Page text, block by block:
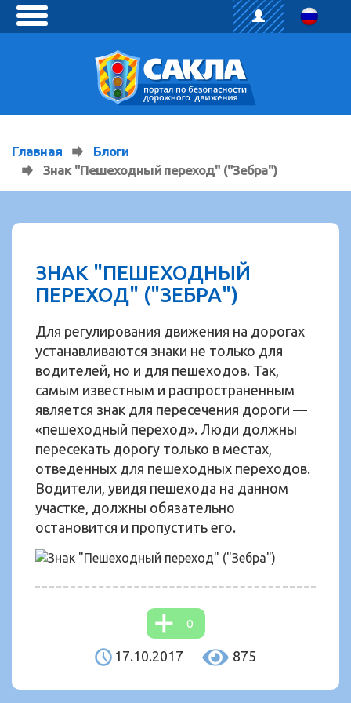
toggle
Главная
Блоги
Знак "Пешеходный переход" ("Зебра")
ЗНАК "ПЕШЕХОДНЫЙ
ПЕРЕХОД" ("ЗЕБРА")
Для регулирования движения на дорогах
устанавливаются знаки не только для
водителей, но и для пешеходов. Так,
самым известным и распространенным
является знак для пересечения дороги —
«пешеходный переход». Люди должны
пересекать дорогу только в местах,
отведенных для пешеходных переходов.
Водители, увидя пешехода на данном
участке, должны обязательно
остановится и пропустить его.
0
17.10.2017 875